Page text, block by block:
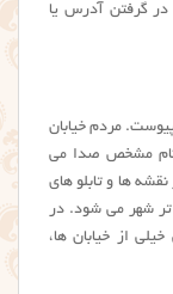
گرفتن آدرس یا
پیوست. مردم خیابان
نام مشخص صدا می
ها و تابلو های
شهر می شود. در
از خیابان ها،